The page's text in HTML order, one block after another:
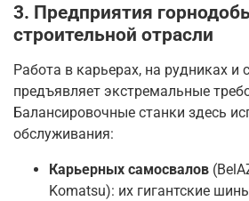
3. Предприятия
строительной отрасли
Работа в карьерах, на рудниках и
предъявляет экстремальные
Балансировочные станки здесь
обслуживания:
Карьерных самосвалов
Komatsu): их гигантские